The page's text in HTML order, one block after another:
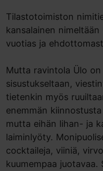
Tilastotoimiston
kansalainen
vuotias ja
Mutta ravintola Ülo
sisustukseltaan,
tietenkin myös
enemmän
mutta eihän lihan- ja
laiminlyöty.
cocktaileja, viiniä,
kuumempaa juotavaa.